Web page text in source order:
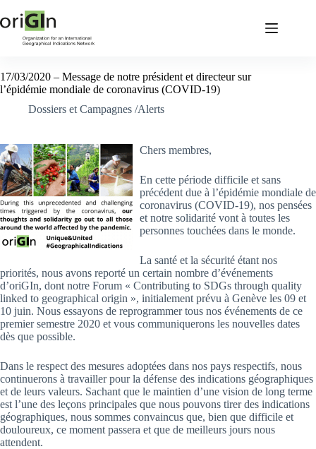
17/03/2020 – Message de notre président et directeur sur
l’épidémie mondiale de coronavirus (COVID-19)
Dossiers et Campagnes /Alerts
Chers membres,
En cette période difficile et sans
précédent due à l’épidémie mondiale de
coronavirus (COVID-19), nos pensées
et notre solidarité vont à toutes les
personnes touchées dans le monde.
La santé et la sécurité étant nos
priorités, nous avons reporté un certain nombre d’événements
d’oriGIn, dont notre Forum « Contributing to SDGs through quality
linked to geographical origin », initialement prévu à Genève les 09 et
10 juin. Nous essayons de reprogrammer tous nos événements de ce
premier semestre 2020 et vous communiquerons les nouvelles dates
dès que possible.
Dans le respect des mesures adoptées dans nos pays respectifs, nous
continuerons à travailler pour la défense des indications géographiques
et de leurs valeurs. Sachant que le maintien d’une vision de long terme
est l’une des leçons principales que nous pouvons tirer des indications
géographiques, nous sommes convaincus que, bien que difficile et
douloureux, ce moment passera et que de meilleurs jours nous
attendent.